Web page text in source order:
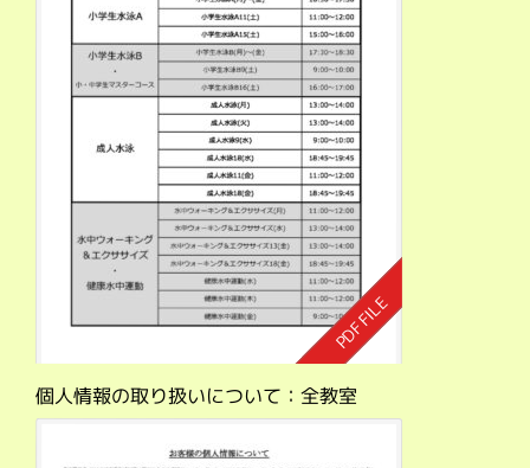
個人情報の取り扱いについて：全教室